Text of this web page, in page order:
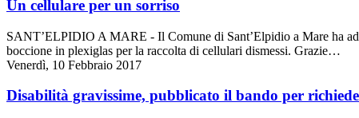
Un cellulare per un sorriso
SANT’ELPIDIO A MARE - Il Comune di Sant’Elpidio a Mare ha
boccione in plexiglas per la raccolta di cellulari dismessi. Grazie…
Venerdì, 10 Febbraio 2017
Disabilità gravissime, pubblicato il bando per